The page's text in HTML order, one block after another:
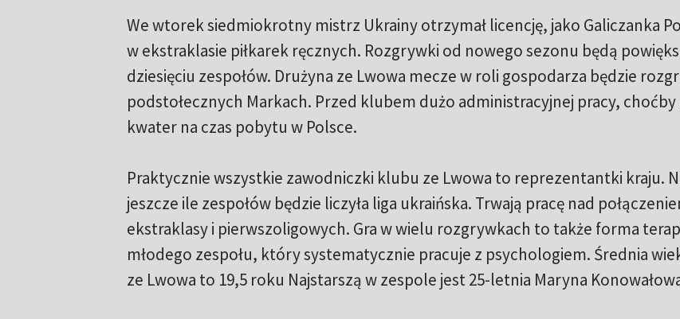
We wtorek siedmiokrotny mistrz Ukrainy otrzymał licencję, jako Galiczanka
w ekstraklasie piłkarek ręcznych. Rozgrywki od nowego sezonu będą
dziesięciu zespołów. Drużyna ze Lwowa mecze w roli gospodarza będzie
podstołecznych Markach. Przed klubem dużo administracyjnej pracy,
kwater na czas pobytu w Polsce.
Praktycznie wszystkie zawodniczki klubu ze Lwowa to reprezentantki kraju.
jeszcze ile zespołów będzie liczyła liga ukraińska. Trwają pracę nad
ekstraklasy i pierwszoligowych. Gra w wielu rozgrywkach to także forma
młodego zespołu, który systematycznie pracuje z psychologiem. Średnia
ze Lwowa to 19,5 roku Najstarszą w zespole jest 25-letnia Maryna